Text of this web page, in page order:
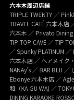
六本木周辺店舗
TRIPLE TWENTY ／
TRAVEL CAFÉ 六本木店
六本木 ／ Privato Dining
TIP TOP CAVE ／ TIP
／ Spunky PLATINUM
六本木店 ／ ヘアメイク
NANAy’s ／ BAR BLU
Ebonye 六本木店 ／
和（KA GU WA) ／
DINING KARAOKE